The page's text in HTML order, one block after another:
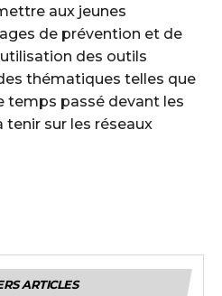
aux jeunes
de prévention et de
des outils
thématiques telles que
temps passé devant les
tenir sur les réseaux
ARTICLES